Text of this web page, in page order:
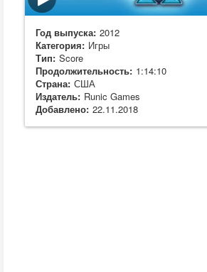
Год выпуска: 2012
Категория: Игры
Тип: Score
Продолжительность: 1:14:10
Страна: США
Издатель: Runic Games
Добавлено: 22.11.2018